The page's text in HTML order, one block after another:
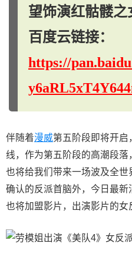
望饰演红骷髅之
百度云链接：
https://
伴随着漫威第五阶段即将开启
线，作为第五阶段的高潮段落
也将给我们带来一场波及全
确认的反派首脑外，今日最新
也将加盟影片，出演影片的女